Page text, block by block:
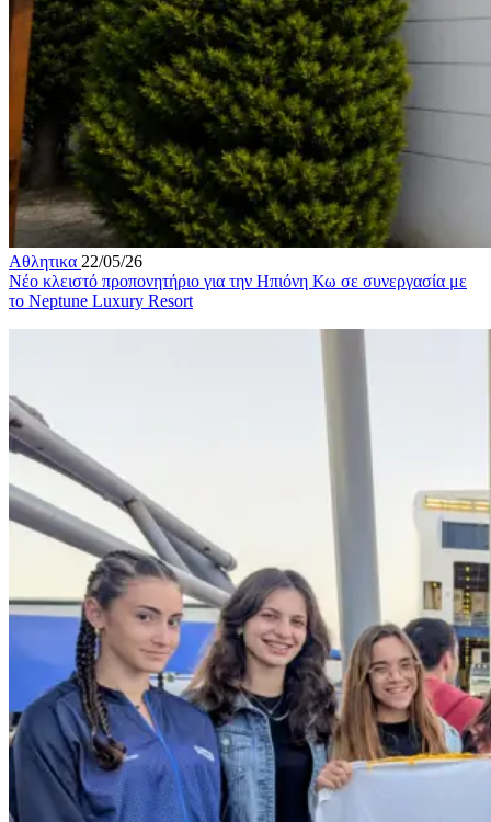
Αθλητικα 22/05/26
Νέο κλειστό προπονητήριο για την Ηπιόνη Κω σε συνεργασία με
το Neptune Luxury Resort